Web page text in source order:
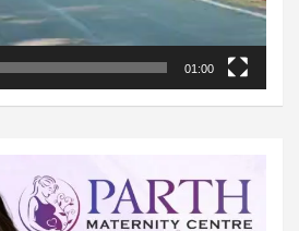
01:00